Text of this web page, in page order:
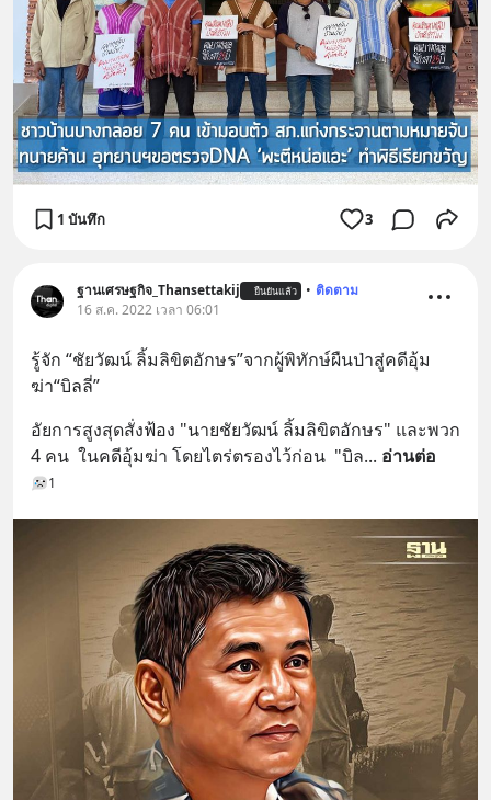
1 บันทึก 3
ฐานเศรษฐกิจ_Thansettakij ยืนยันแล้ว • ติดตาม
16 ส.ค. 2022 เวลา 06:01
รู้จัก “ชัยวัฒน์ ลิ้มลิขิตอักษร”จากผู้พิทักษ์ผืนป่าสู่คดีอุ้ม
ฆ่า“บิลลี่”
อัยการสูงสุดสั่งฟ้อง "นายชัยวัฒน์ ลิ้มลิขิตอักษร" และพวก
4 คน  ในคดีอุ้มฆ่า โดยไตร่ตรองไว้ก่อน  "บิล... อ่านต่อ
1